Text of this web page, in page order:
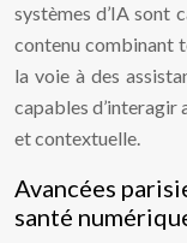
systèmes d’IA sont
contenu combinant
la voie à des
capables d’interagir
et contextuelle.
Avancées
santé